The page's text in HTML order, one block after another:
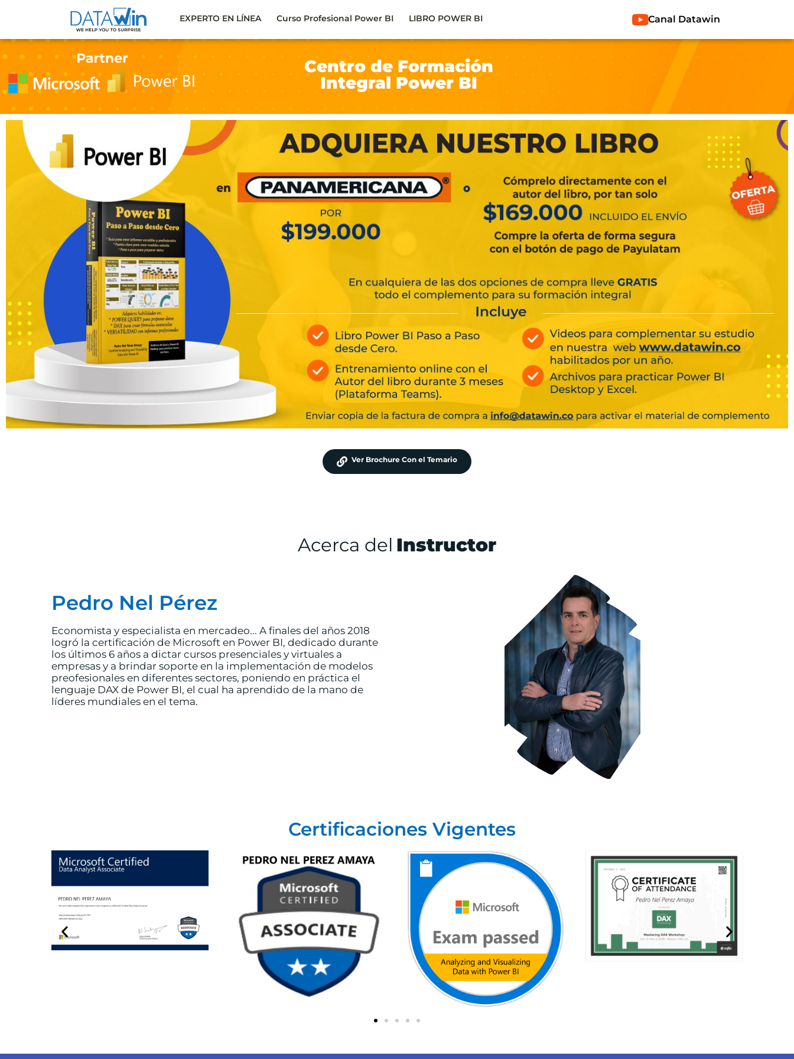
EXPERTO EN LÍNEA Curso Profesional Power BI LIBRO POWER BI Canal Datawin
Centro de Formación
Integral Power BI
Ver Brochure Con el Temario
Acerca del Instructor
Pedro Nel Pérez
Economista y especialista en mercadeo... A finales del años 2018
logró la certificación de Microsoft en Power BI, dedicado durante
los últimos 6 años a dictar cursos presenciales y virtuales a
empresas y a brindar soporte en la implementación de modelos
preofesionales en diferentes sectores, poniendo en práctica el
lenguaje DAX de Power BI, el cual ha aprendido de la mano de
líderes mundiales en el tema.
Certificaciones Vigentes